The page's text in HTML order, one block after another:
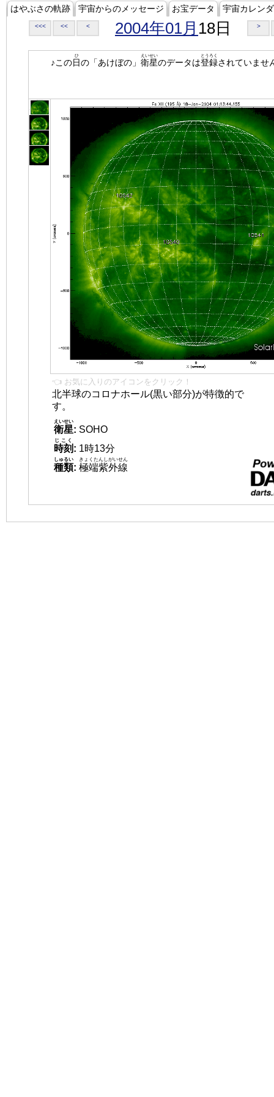
はやぶさの軌跡 宇宙からのメッセージ お宝データ 宇宙カレン
<<< << < 2004年01月 18日 >
♪この日
ひ
の「あけぼの」 衛星
えいせい
のデータは登録
とうろく
されていませ
👈 お気に入りのアイコンをクリック！
北半球のコロナホール(黒い部分)が特徴的で
す。
衛星
えいせい
: SOHO
時刻
じこく
: 1時13分
種類
しゅるい
: 極端紫外線
きょくたんしがいせん